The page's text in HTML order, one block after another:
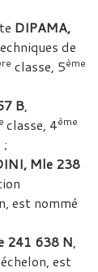
DIPAMA,
de
classe, 5ème
B,
classe, 4ème
Mle 238
est nommé
241 638 N,
échelon, est